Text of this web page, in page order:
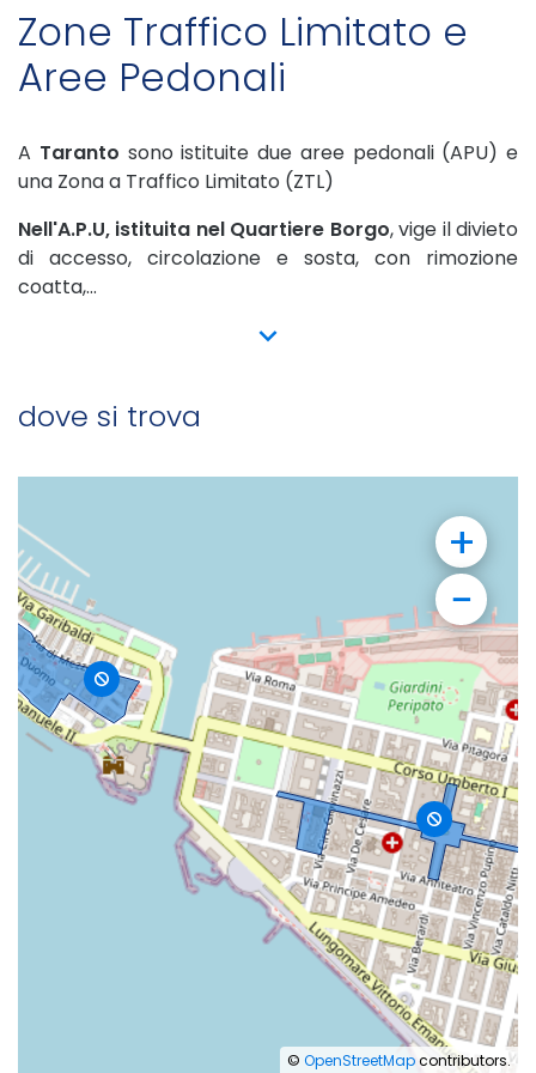
Zone Traffico Limitato e
Aree Pedonali
A Taranto sono istituite due aree pedonali (APU) e
una Zona a Traffico Limitato (ZTL)
Nell'A.P.U, istituita nel Quartiere Borgo, vige il divieto
di accesso, circolazione e sosta, con rimozione
coatta,...
show more
dove si trova
+
−
© OpenStreetMapcontributors.